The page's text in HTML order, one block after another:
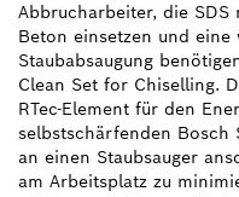
Abbrucharbeiter, die SDS
Beton einsetzen und eine
Staubabsaugung
Clean Set for Chiselling.
RTec-Element für den
selbstschärfenden Bosch
an einen Staubsauger
am Arbeitsplatz zu